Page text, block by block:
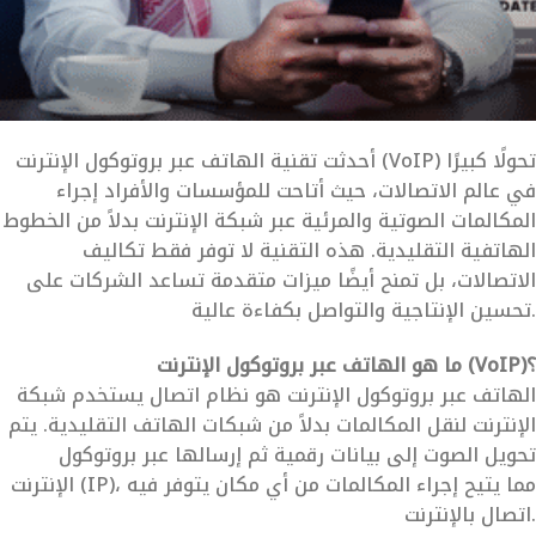
أحدثت تقنية الهاتف عبر بروتوكول الإنترنت (VoIP) تحولًا كبيرًا
في عالم الاتصالات، حيث أتاحت للمؤسسات والأفراد إجراء
المكالمات الصوتية والمرئية عبر شبكة الإنترنت بدلاً من الخطوط
الهاتفية التقليدية. هذه التقنية لا توفر فقط تكاليف
الاتصالات، بل تمنح أيضًا ميزات متقدمة تساعد الشركات على
تحسين الإنتاجية والتواصل بكفاءة عالية.
ما هو الهاتف عبر بروتوكول الإنترنت (VoIP)؟
الهاتف عبر بروتوكول الإنترنت هو نظام اتصال يستخدم شبكة
الإنترنت لنقل المكالمات بدلاً من شبكات الهاتف التقليدية. يتم
تحويل الصوت إلى بيانات رقمية ثم إرسالها عبر بروتوكول
الإنترنت (IP)، مما يتيح إجراء المكالمات من أي مكان يتوفر فيه
اتصال بالإنترنت.